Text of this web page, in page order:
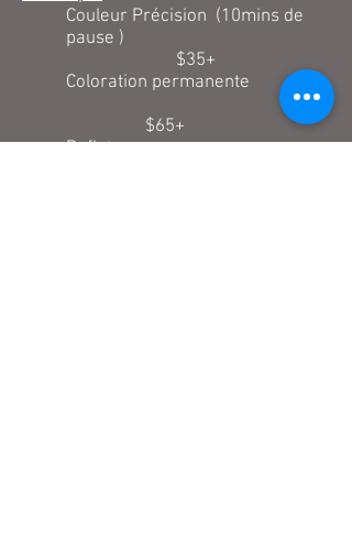
Couleur Précision (10mins de
pause )
$35+
Coloration permanente
$65+
Reflets